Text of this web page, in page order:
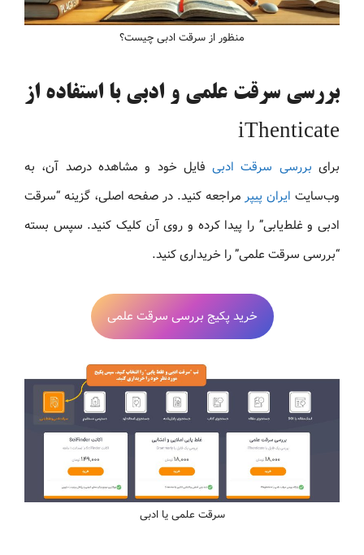
منظور از سرقت ادبی چیست؟
بررسی سرقت علمی و ادبی با استفاده از
iThenticate
برای بررسی سرقت ادبیفایل خود و مشاهده درصد آن، به
وب‌سایت ایران پیپر مراجعه کنید. در صفحه اصلی، گزینه “سرقت
ادبی و غلط‌یابی” را پیدا کرده و روی آن کلیک کنید. سپس بسته
“بررسی سرقت علمی” را خریداری کنید.
خرید پکیج بررسی سرقت علمی
سرقت علمی یا ادبی